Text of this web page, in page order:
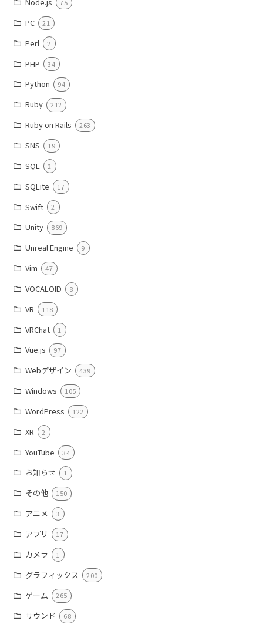
75
PC 21
Perl 2
PHP 34
Python 94
Ruby 212
Ruby on Rails 263
SNS 19
SQL 2
SQLite 17
Swift 2
Unity 869
Unreal Engine 9
Vim 47
VOCALOID 8
VR 118
VRChat 1
Vue.js 97
Webデザイン 439
Windows 105
WordPress 122
XR 2
YouTube 34
お知らせ 1
その他 150
アニメ 3
アプリ 17
カメラ 1
グラフィックス 200
ゲーム 265
サウンド 68